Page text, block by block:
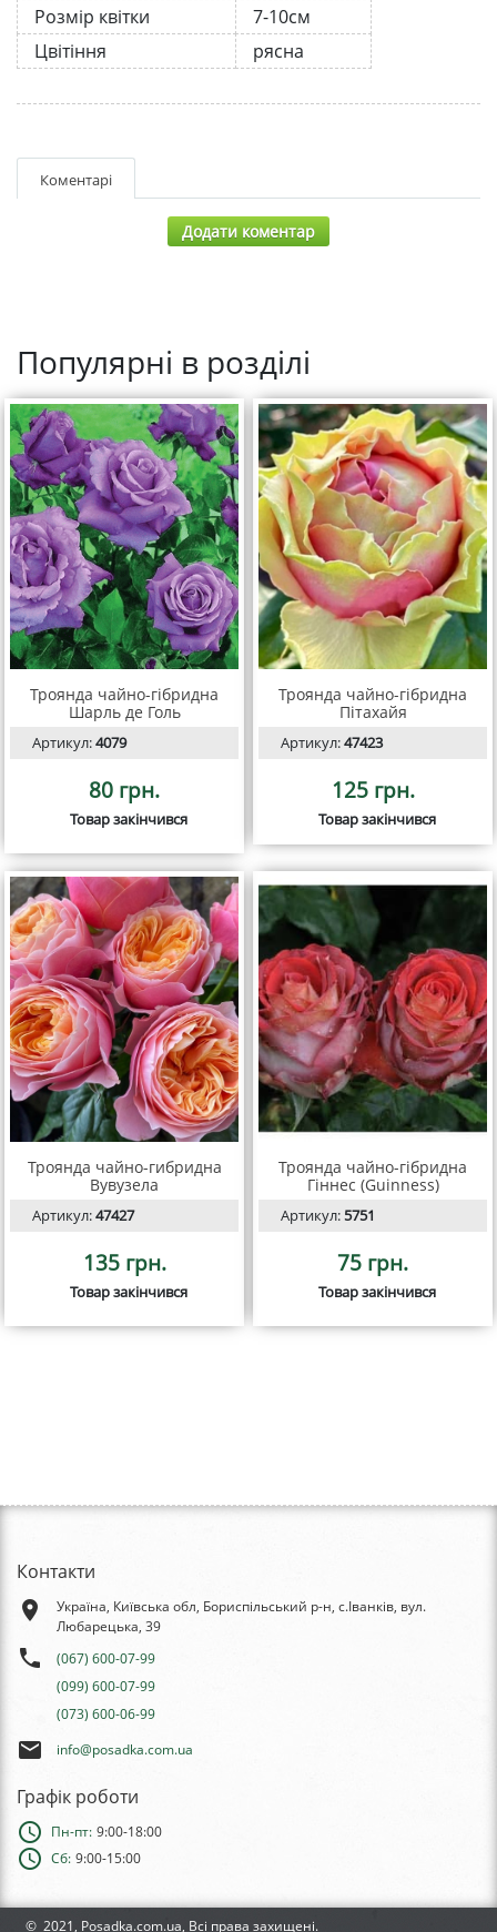
Розмір квітки
7-10см
Цвітіння
рясна
Коментарі
Додати коментар
Популярні в розділі
Троянда чайно-гібридна
Шарль де Голь
Артикул:4079
80 грн.
Товар закінчився
Троянда чайно-гібридна
Пітахайя
Артикул:47423
125 грн.
Товар закінчився
Троянда чайно-гибридна
Вувузела
Артикул:47427
135 грн.
Товар закінчився
Троянда чайно-гібридна
Гіннес (Guinness)
Артикул:5751
75 грн.
Товар закінчився
Контакти
place
Україна, Київська обл, Бориспільський р-н, с.Іванків, вул.
Любарецька, 39
phone
(067) 600-07-99
(099) 600-07-99
(073) 600-06-99
email info@posadka.com.ua
Графік роботи
schedule Пн-пт: 9:00-18:00
schedule Сб: 9:00-15:00
© 2021, Posadka.com.ua, Всі права захищені.